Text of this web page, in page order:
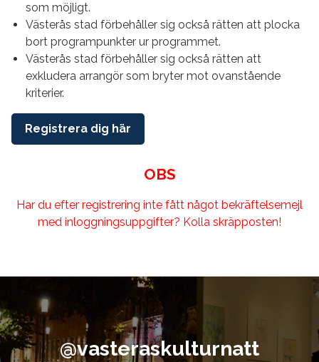
som möjligt.
Västerås stad förbehåller sig också rätten att plocka
bort programpunkter ur programmet.
Västerås stad förbehåller sig också rätten att
exkludera arrangör som bryter mot ovanstående
kriterier.
Registrera dig här
OBS
Har du efter registrering inte fått något bekräftelsemejl
med inloggningsuppgifter? Kolla skräpposten!
@vasteraskulturnatt